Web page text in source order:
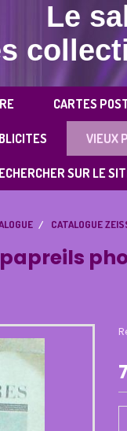
Le
CARTES
VIEUX
SUR LE
CATALOGUE